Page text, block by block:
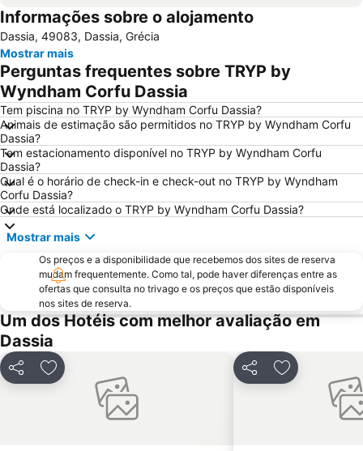
Dassia
Porto
Barbati
Agios Gordis
Ipsos
Ionian Academy
Kontogialos Pelekas Beach
Kassiopi
Kavos Beach
Porto Palermo
Rex
Spianada
Butrint
Pontikonissi
Sidari
Benitses
Issos
Agios Gordis South
Aqualand Corfu
Ekthesiako Kentro Kerkuras Corexpo
Palea Perithia
Casino Corfu
Achillion
Canal d'Amour
Drasti
Syri i Kaltër
Bella Vraka Beach
Informações sobre o alojamento
Dassia, 49083, Dassia, Grécia
Mostrar mais
Perguntas frequentes sobre TRYP by
Wyndham Corfu Dassia
Tem piscina no TRYP by Wyndham Corfu Dassia?
Animais de estimação são permitidos no TRYP by Wyndham Corfu
Dassia?
Tem estacionamento disponível no TRYP by Wyndham Corfu
Dassia?
Qual é o horário de check-in e check-out no TRYP by Wyndham
Corfu Dassia?
Onde está localizado o TRYP by Wyndham Corfu Dassia?
Mostrar mais
Os preços e a disponibilidade que recebemos dos sites de reserva
mudam frequentemente. Como tal, pode haver diferenças entre as
ofertas que consulta no trivago e os preços que estão disponíveis
nos sites de reserva.
Um dos Hotéis com melhor avaliação em
Dassia
PartilharAdicionar aos favoritos PartilharAdicionar